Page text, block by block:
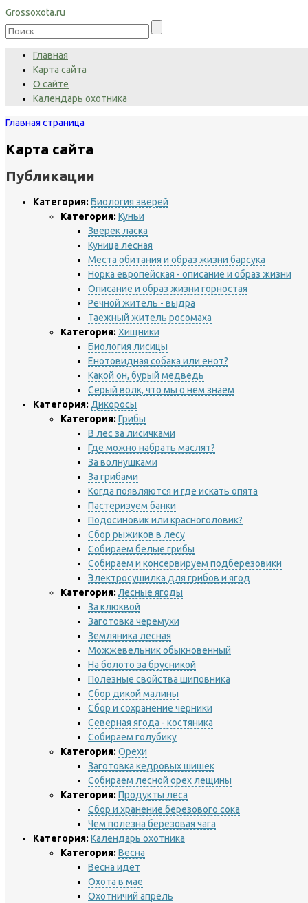
Grossoxota.ru
Главная
Карта сайта
О сайте
Календарь охотника
Главная страница
Карта сайта
Публикации
Категория: Биология зверей
Категория: Куньи
Зверек ласка
Куница лесная
Места обитания и образ жизни барсука
Норка европейская - описание и образ жизни
Описание и образ жизни горностая
Речной житель - выдра
Таежный житель росомаха
Категория: Хищники
Биология лисицы
Енотовидная собака или енот?
Какой он, бурый медведь
Серый волк, что мы о нем знаем
Категория: Дикоросы
Категория: Грибы
В лес за лисичками
Где можно набрать маслят?
За волнушками
За грибами
Когда появляются и где искать опята
Пастеризуем банки
Подосиновик или красноголовик?
Сбор рыжиков в лесу
Собираем белые грибы
Собираем и консервируем подберезовики
Электросушилка для грибов и ягод
Категория: Лесные ягоды
За клюквой
Заготовка черемухи
Земляника лесная
Можжевельник обыкновенный
На болото за брусникой
Полезные свойства шиповника
Сбор дикой малины
Сбор и сохранение черники
Северная ягода - костяника
Собираем голубику
Категория: Орехи
Заготовка кедровых шишек
Собираем лесной орех лещины
Категория: Продукты леса
Сбор и хранение березового сока
Чем полезна березовая чага
Категория: Календарь охотника
Категория: Весна
Весна идет
Охота в мае
Охотничий апрель